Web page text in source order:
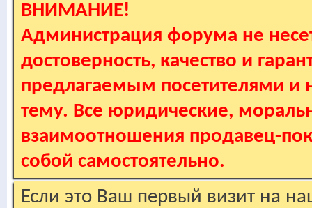
ВНИМАНИЕ!
Администрация форума не
достоверность, качество и
предлагаемым посетителями и
тему. Все юридические,
взаимоотношения продавец-
собой самостоятельно.
Если это Ваш первый визит на